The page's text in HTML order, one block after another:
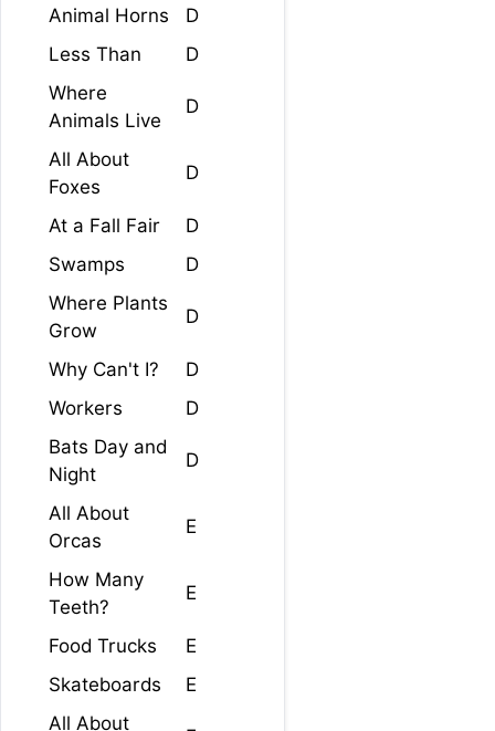
Animal Horns
D
Less Than
D
Where
Animals Live
D
All About
Foxes
D
At a Fall Fair
D
Swamps
D
Where Plants
Grow
D
Why Can't I?
D
Workers
D
Bats Day and
Night
D
All About
Orcas
E
How Many
Teeth?
E
Food Trucks
E
Skateboards
E
All About